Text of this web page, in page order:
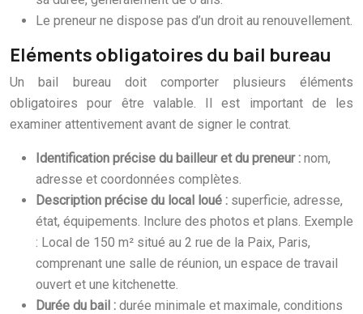
Le preneur ne dispose pas d’un droit au renouvellement.
Eléments obligatoires du bail bureau
Un bail bureau doit comporter plusieurs éléments
obligatoires pour être valable. Il est important de les
examiner attentivement avant de signer le contrat.
Identification précise du bailleur et du preneur : nom,
adresse et coordonnées complètes.
Description précise du local loué : superficie, adresse,
état, équipements. Inclure des photos et plans. Exemple
: Local de 150 m² situé au 2 rue de la Paix, Paris,
comprenant une salle de réunion, un espace de travail
ouvert et une kitchenette.
Durée du bail : durée minimale et maximale, conditions